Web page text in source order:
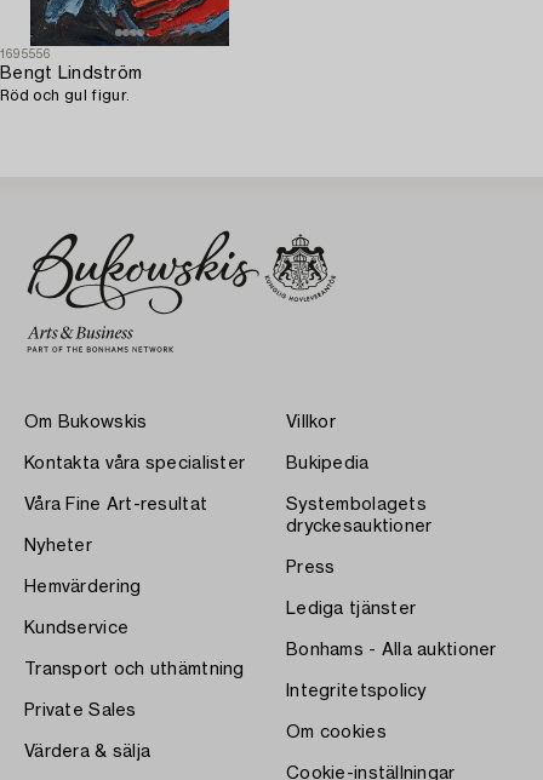
1695556
Bengt Lindström
Röd och gul figur.
Om Bukowskis
Kontakta våra specialister
Våra Fine Art-resultat
Nyheter
Hemvärdering
Kundservice
Transport och uthämtning
Private Sales
Värdera & sälja
Villkor
Bukipedia
Systembolagets
dryckesauktioner
Press
Lediga tjänster
Bonhams - Alla auktioner
Integritetspolicy
Om cookies
Cookie-inställningar